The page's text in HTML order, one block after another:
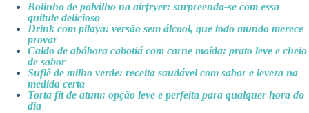
Bolinho de polvilho na airfryer: surpreenda-se com essa
quitute delicioso
Drink com pitaya: versão sem álcool, que todo mundo merece
provar
Caldo de abóbora cabotiá com carne moída: prato leve e cheio
de sabor
Suflê de milho verde: receita saudável com sabor e leveza na
medida certa
Torta fit de atum: opção leve e perfeita para qualquer hora do
dia